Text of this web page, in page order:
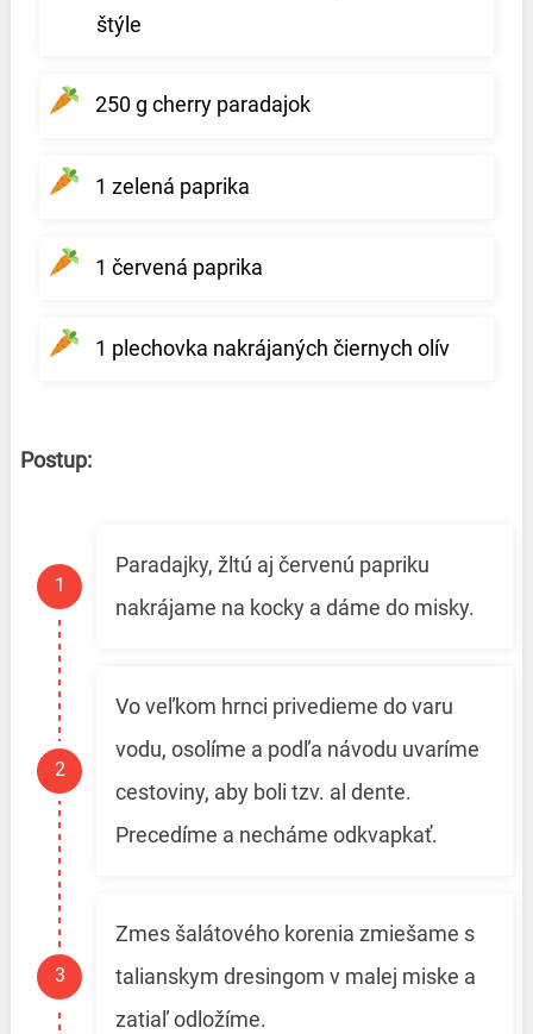
štýle
250 g cherry paradajok
1 zelená paprika
1 červená paprika
1 plechovka nakrájaných čiernych olív
Postup:
Paradajky, žltú aj červenú papriku
nakrájame na kocky a dáme do misky.
Vo veľkom hrnci privedieme do varu
vodu, osolíme a podľa návodu uvaríme
cestoviny, aby boli tzv. al dente.
Precedíme a necháme odkvapkať.
Zmes šalátového korenia zmiešame s
talianskym dresingom v malej miske a
zatiaľ odložíme.